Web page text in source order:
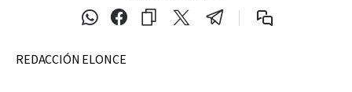
REDACCIÓN ELONCE